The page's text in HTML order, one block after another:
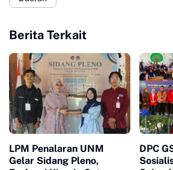
Berita Terkait
LPM Penalaran UNM
Gelar Sidang Pleno,
DPC